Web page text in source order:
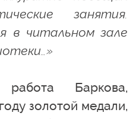
занятия.
в читальном зале
Баркова,
золотой медали,